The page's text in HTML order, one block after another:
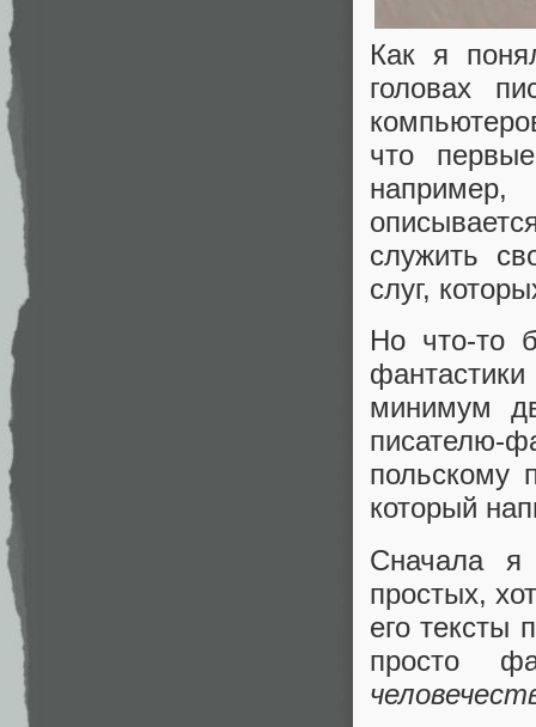
Как я
головах
что
служить
слуг,
Но что-то
минимум
писателю-
польскому
который
Сначала
простых,
его тексты
просто